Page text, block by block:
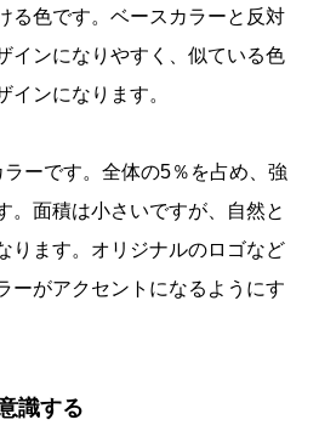
る色です。ベースカラーと反対
インになりやすく、似ている色
インになります。
ーです。全体の5％を占め、強
。面積は小さいですが、自然と
ります。オリジナルのロゴなど
ーがアクセントになるようにす
識する